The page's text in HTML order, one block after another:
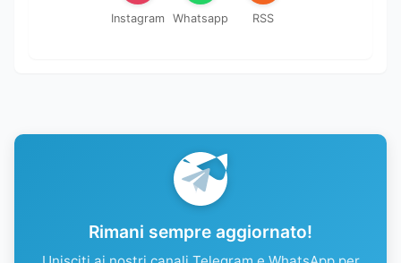
Instagram Whatsapp RSS
Rimani sempre aggiornato!